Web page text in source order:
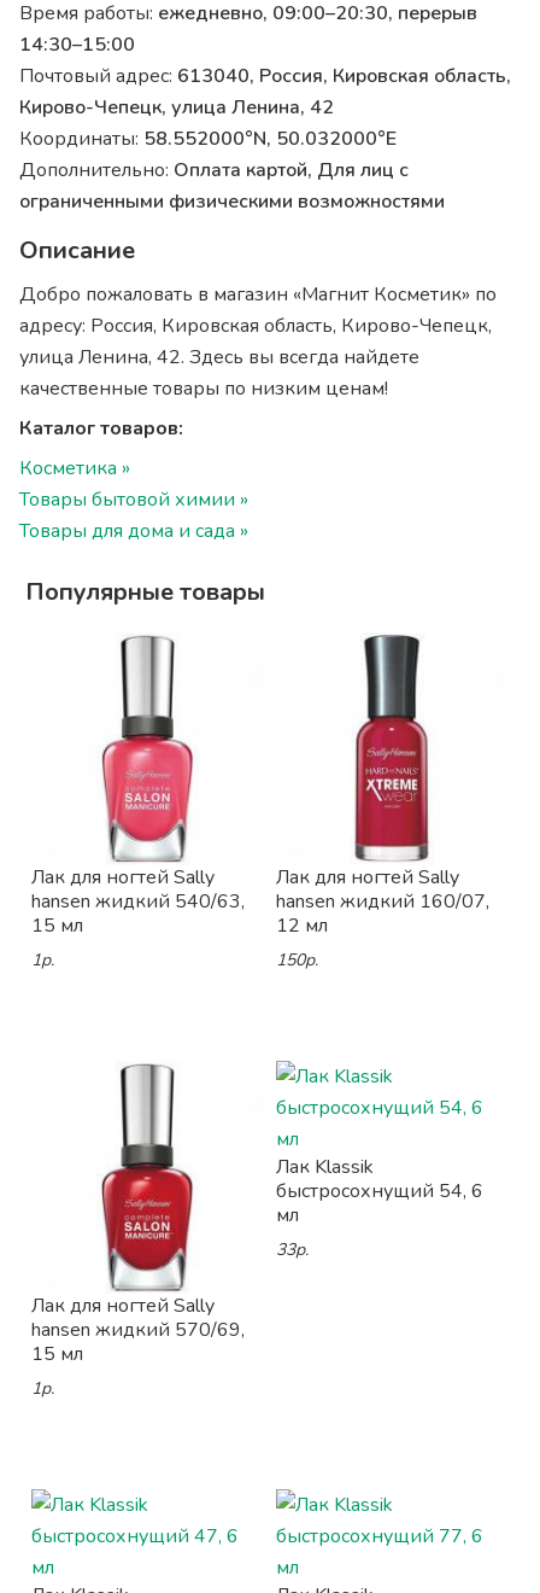
Время работы: ежедневно, 09:00–20:30, перерыв
14:30–15:00
Почтовый адрес: 613040, Россия, Кировская область,
Кирово-Чепецк, улица Ленина, 42
Координаты: 58.552000°N, 50.032000°E
Дополнительно: Оплата картой, Для лиц с
ограниченными физическими возможностями
Описание
Добро пожаловать в магазин «Магнит Косметик» по
адресу: Россия, Кировская область, Кирово-Чепецк,
улица Ленина, 42. Здесь вы всегда найдете
качественные товары по низким ценам!
Каталог товаров:
Косметика »
Товары бытовой химии »
Товары для дома и сада »
Популярные товары
Лак для ногтей Sally
hansen жидкий 540/63,
15 мл
1р.
Лак для ногтей Sally
hansen жидкий 160/07,
12 мл
150р.
Лак для ногтей Sally
hansen жидкий 570/69,
15 мл
1р.
Лак Klassik
быстросохнущий 54, 6
мл
33р.